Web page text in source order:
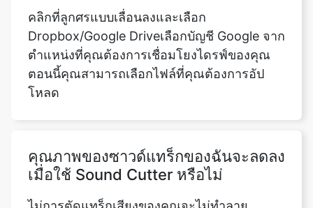
ตอนนี้คุณสามารถเลือกไฟล์ที่คุณต้องการอัป
โหลด
คุณภาพของซาวด์แทร็กของฉันจะลดลง
คุณภาพในทางใดทางหนึ่งนี่เป็นหนึ่งใน
คุณสมบัติที่ดีที่สุดของเครื่องมือ Sound Cutter
ออนไลน์ของเราเราสามารถรับประกันได้ว่า